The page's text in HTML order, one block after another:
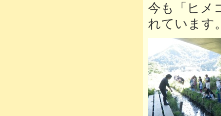
今も「ヒメ
れています